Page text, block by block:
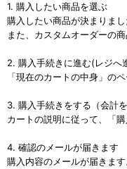
1. 購入したい商品を選ぶ
購入したい商品が決まりま
また、カスタムオーダーの
2. 購入手続きに進む(レジへ
「現在のカートの中身」の
3. 購入手続きをする（会計を
カートの説明に従って、「
4. 確認のメールが届きます
購入内容のメールが届きます